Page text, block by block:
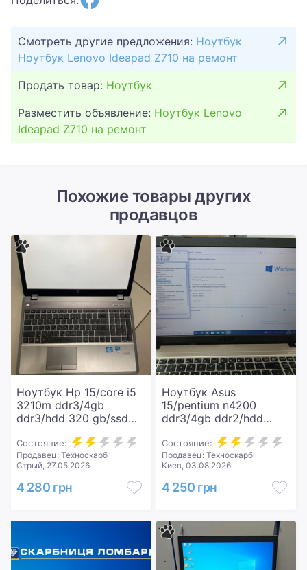
Смотреть другие предложения: Ноутбук
Ноутбук Lenovo Ideapad Z710 на ремонт
Продать товар: Ноутбук
Разместить объявление: Ноутбук Lenovo
Ideapad Z710 на ремонт
Похожие товары других
продавцов
Ноутбук Hp 15/core i5
3210m ddr3/4gb
ddr3/hdd 320 gb/ssd
Состояние:
Продавец: Техноскарб
Стрый, 27.05.2026
4 280 грн
Ноутбук Asus
15/pentium n4200
ddr3/4gb ddr2/hdd
*відсутній/*інтегрована
Состояние:
Продавец: Техноскарб
Киев, 03.08.2026
4 250 грн